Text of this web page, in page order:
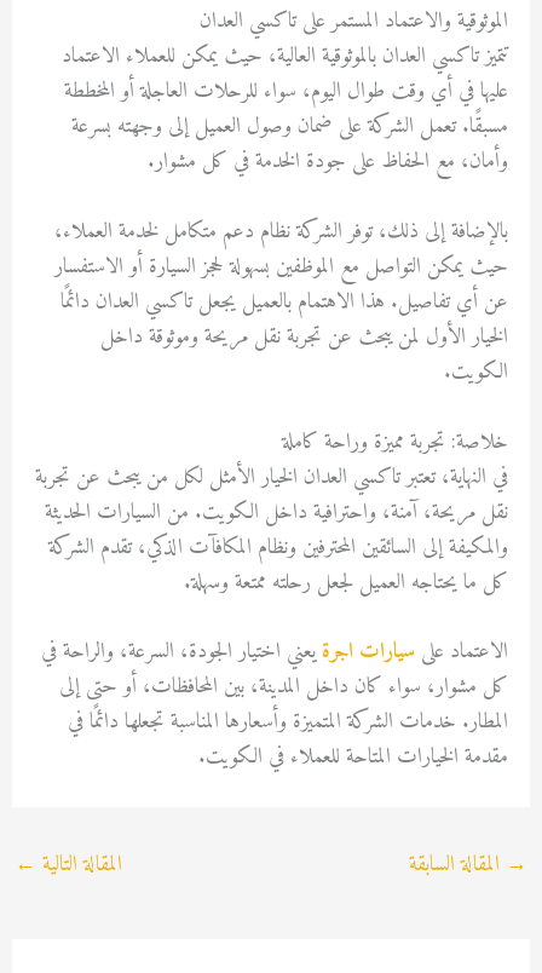
الموثوقية والاعتماد المستمر على تاكسي العدان
تتميز تاكسي العدان بالموثوقية العالية، حيث يمكن للعملاء الاعتماد
عليها في أي وقت طوال اليوم، سواء للرحلات العاجلة أو المخططة
مسبقًا. تعمل الشركة على ضمان وصول العميل إلى وجهته بسرعة
وأمان، مع الحفاظ على جودة الخدمة في كل مشوار.
بالإضافة إلى ذلك، توفر الشركة نظام دعم متكامل لخدمة العملاء،
حيث يمكن التواصل مع الموظفين بسهولة لحجز السيارة أو الاستفسار
عن أي تفاصيل. هذا الاهتمام بالعميل يجعل تاكسي العدان دائمًا
الخيار الأول لمن يبحث عن تجربة نقل مريحة وموثوقة داخل
الكويت.
خلاصة: تجربة مميزة وراحة كاملة
في النهاية، تعتبر تاكسي العدان الخيار الأمثل لكل من يبحث عن تجربة
نقل مريحة، آمنة، واحترافية داخل الكويت. من السيارات الحديثة
والمكيفة إلى السائقين المحترفين ونظام المكافآت الذكي، تقدم الشركة
كل ما يحتاجه العميل لجعل رحلته ممتعة وسهلة.
الاعتماد علىسيارات اجرةيعني اختيار الجودة، السرعة، والراحة في
كل مشوار، سواء كان داخل المدينة، بين المحافظات، أو حتى إلى
المطار. خدمات الشركة المتميزة وأسعارها المناسبة تجعلها دائمًا في
مقدمة الخيارات المتاحة للعملاء في الكويت.
→ المقالة السابقة المقالة التالية ←